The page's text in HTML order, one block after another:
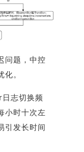
问题，中控
。
志切换频
小时十次左
引发长时间